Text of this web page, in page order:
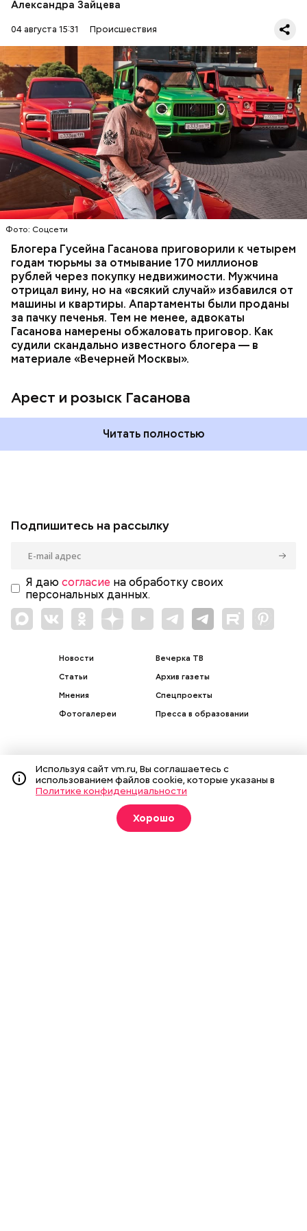
Александра Зайцева
04 августа 15:31 Происшествия
Фото: Соцсети
Блогера Гусейна Гасанова приговорили к четырем
годам тюрьмы за отмывание 170 миллионов
рублей через покупку недвижимости. Мужчина
отрицал вину, но на «всякий случай» избавился от
машины и квартиры. Апартаменты были проданы
за пачку печенья. Тем не менее, адвокаты
Гасанова намерены обжаловать приговор. Как
судили скандально известного блогера — в
материале «Вечерней Москвы».
Арест и розыск Гасанова
В мае 2025 года МВД РФ объявило в
международный розыскблогера Гусейна Гасанова.
В его отношении возбудили уголовное дело о
неуплате налогов и легализации преступных
доходов в особо крупном размере. В тот же день
мужчину заочно арестовали.
Фото: База розыска МВД РФ
Читать полностью
НАЛОГИ ПОИСК ЛЮДЕЙ ДЕНЬГИ
МВД
ГАСАН ГУСЕЙНОВ
Подпишитесь на рассылку
Я даю согласие на обработку своих
персональных данных.
Новости
Статьи
Мнения
Фотогалереи
Вечерка ТВ
Архив газеты
Спецпроекты
Пресса в образовании
Подписка на печатные
издания
Оформить
Используя сайт vm.ru, Вы соглашаетесь с
использованием файлов cookie, которые указаны в
Политике конфиденциальности
Хорошо